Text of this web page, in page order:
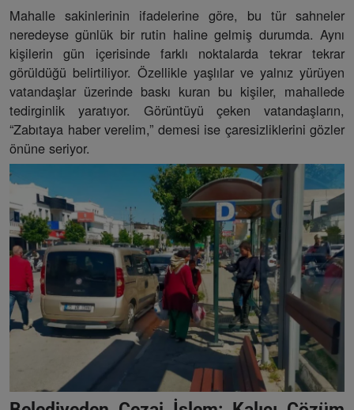
Mahalle sakinlerinin ifadelerine göre, bu tür sahneler
neredeyse günlük bir rutin haline gelmiş durumda. Aynı
kişilerin gün içerisinde farklı noktalarda tekrar tekrar
görüldüğü belirtiliyor. Özellikle yaşlılar ve yalnız yürüyen
vatandaşlar üzerinde baskı kuran bu kişiler, mahallede
tedirginlik yaratıyor. Görüntüyü çeken vatandaşların,
“Zabıtaya haber verelim,” demesi ise çaresizliklerini gözler
önüne seriyor.